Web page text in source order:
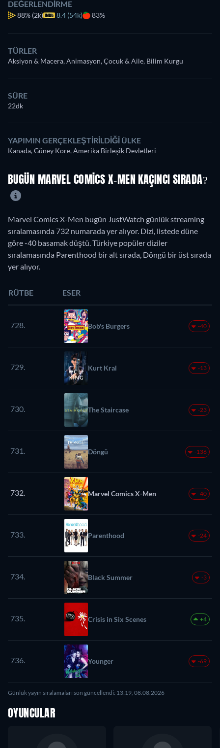
DEĞERLENDIRME
88% (2k) 8.4 (54k) 83%
TÜRLER
Aksiyon & Macera, Animasyon, Çocuk & Aile, Bilim Kurgu
SÜRE
22dk
YAPIMIN GERÇEKLEŞTIRILDIĞI ÜLKE
Kanada, Güney Kore, Amerika Birleşik Devletleri
BUGÜN MARVEL COMICS X-MEN KAÇINCI SIRADA?
Marvel Comics X-Men bugün JustWatch günlük streaming
sıralamasında 732 numarada yer alıyor. Dizi, listede düne
göre -40 basamak düştü. Türkiye popüler diziler
sıralamasında Parenthood bir alt sırada, Döngü bir üst sırada
yer alıyor.
RÜTBE ESER
728. Bob's Burgers -40
729. Kurt Kral -13
730. The Staircase -23
731. Döngü -136
732. Marvel Comics X-Men -40
733. Parenthood -24
734. Black Summer -3
735. Crisis in Six Scenes +4
736. Younger -69
Günlük yayın sıralamaları son güncellendi: 13:19, 08.08.2026
OYUNCULAR